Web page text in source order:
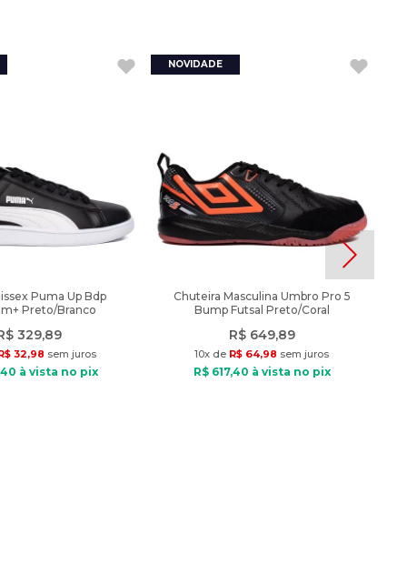
Puma Up Bdp
Preto/Branco
329,89
32,98 sem juros
40 à vista no pix
Chuteira Masculina Umbro Pro 5
Bump Futsal Preto/Coral
R$ 649,89
10x de R$ 64,98 sem juros
R$ 617,40 à vista no pix